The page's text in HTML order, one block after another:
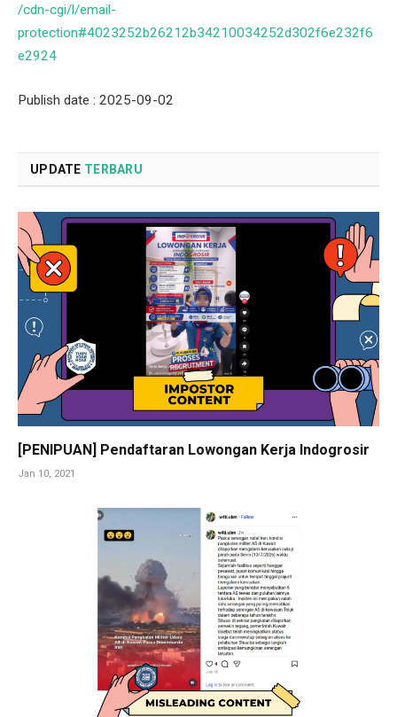
/cdn-cgi/l/email-
protection#4023252b26212b34210034252d302f6e232f6
e2924
Publish date : 2025-09-02
UPDATE TERBARU
[PENIPUAN] Pendaftaran Lowongan Kerja Indogrosir
Jan 10, 2021